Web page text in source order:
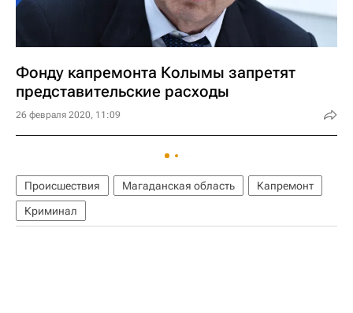
Фонду капремонта Колымы запретят
представительские расходы
26 февраля 2020, 11:09
Происшествия Магаданская область
Капремонт
Криминал